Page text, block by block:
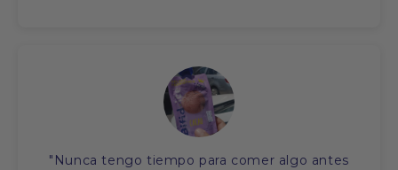
"Nunca tengo tiempo para comer algo antes